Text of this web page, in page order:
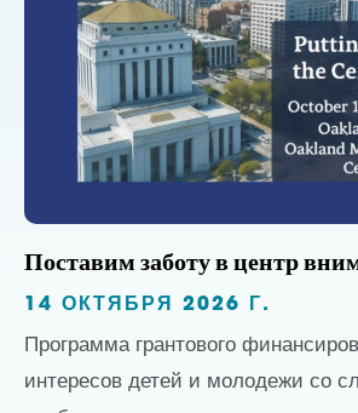
Поставим заботу в центр
14 ОКТЯБРЯ 2026 Г.
Программа грантового
интересов детей и молодежи со